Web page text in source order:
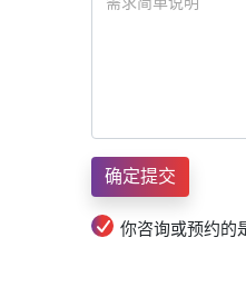
你咨询或预约的